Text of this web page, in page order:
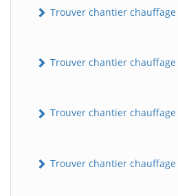
Trouver chantier
Trouver chantier chauffage
Trouver chantier chauffage
Trouver chantier chauffage